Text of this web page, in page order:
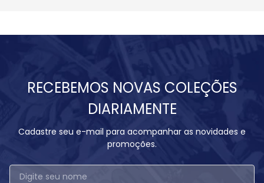
RECEBEMOS NOVAS COLEÇÕES
DIARIAMENTE
Cadastre seu e-mail para acompanhar as novidades e
promoções.